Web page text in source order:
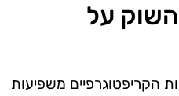
על
הקריפטוגרפיים משפיעות